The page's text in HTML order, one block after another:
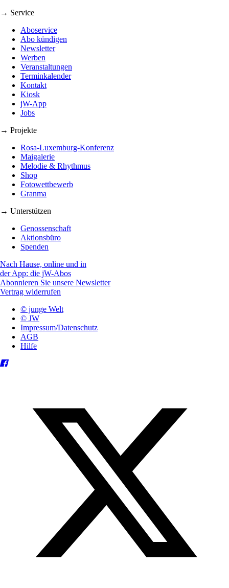
→ Service
Aboservice
Abo kündigen
Newsletter
Werben
Veranstaltungen
Terminkalender
Kontakt
Kiosk
jW-App
Jobs
→ Projekte
Rosa-Luxemburg-Konferenz
Maigalerie
Melodie & Rhythmus
Shop
Fotowettbewerb
Granma
→ Unterstützen
Genossenschaft
Aktionsbüro
Spenden
Nach Hause, online und in
der App: die jW-Abos
Abonnieren Sie unsere Newsletter
Vertrag widerrufen
© junge Welt
© JW
Impressum/Datenschutz
AGB
Hilfe